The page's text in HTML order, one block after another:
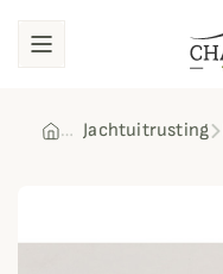
Jachtuitrusting